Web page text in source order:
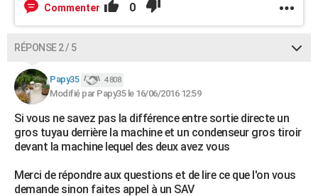
Commenter 0
RÉPONSE 2 / 5
Papy35 4 808
Modifié par Papy35 le 16/06/2016 12:59
Si vous ne savez pas la différence entre sortie directe un
gros tuyau derrière la machine et un condenseur gros tiroir
devant la machine lequel des deux avez vous
Merci de répondre aux questions et de lire ce que l'on vous
demande sinon faites appel à un SAV